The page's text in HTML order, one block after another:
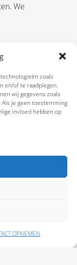
zoals
en/of te raadplegen.
wij gegevens zoals
je geen toestemming
invloed hebben op
OPNEMEN
We
Polissen